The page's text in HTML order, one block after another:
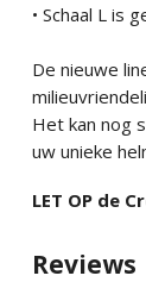
• Schaal L is
De nieuwe
Het kan nog
uw unieke
LET OP de
Reviews